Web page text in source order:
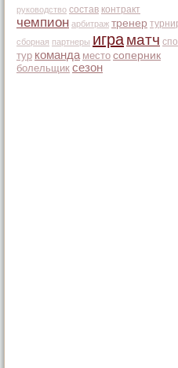
руководство состав контракт
чемпион арбитраж тренер
сборная партнеры играматч
тур команда место соперник
болельщик сезон